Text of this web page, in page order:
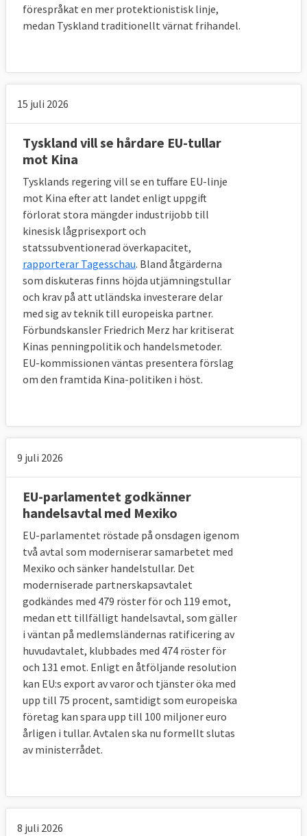
förespråkat en mer protektionistisk linje,
medan Tyskland traditionellt värnat frihandel.
15 juli 2026
Tyskland vill se hårdare EU-tullar
mot Kina
Tysklands regering vill se en tuffare EU-linje
mot Kina efter att landet enligt uppgift
förlorat stora mängder industrijobb till
kinesisk lågprisexport och
statssubventionerad överkapacitet,
rapporterar Tagesschau. Bland åtgärderna
som diskuteras finns höjda utjämningstullar
och krav på att utländska investerare delar
med sig av teknik till europeiska partner.
Förbundskansler Friedrich Merz har kritiserat
Kinas penningpolitik och handelsmetoder.
EU-kommissionen väntas presentera förslag
om den framtida Kina-politiken i höst.
9 juli 2026
EU-parlamentet godkänner
handelsavtal med Mexiko
EU-parlamentet röstade på onsdagen igenom
två avtal som moderniserar samarbetet med
Mexiko och sänker handelstullar. Det
moderniserade partnerskapsavtalet
godkändes med 479 röster för och 119 emot,
medan ett tillfälligt handelsavtal, som gäller
i väntan på medlemsländernas ratificering av
huvudavtalet, klubbades med 474 röster för
och 131 emot. Enligt en åtföljande resolution
kan EU:s export av varor och tjänster öka med
upp till 75 procent, samtidigt som europeiska
företag kan spara upp till 100 miljoner euro
årligen i tullar. Avtalen ska nu formellt slutas
av ministerrådet.
8 juli 2026